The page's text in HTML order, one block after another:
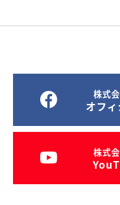
株式
オフ
株式